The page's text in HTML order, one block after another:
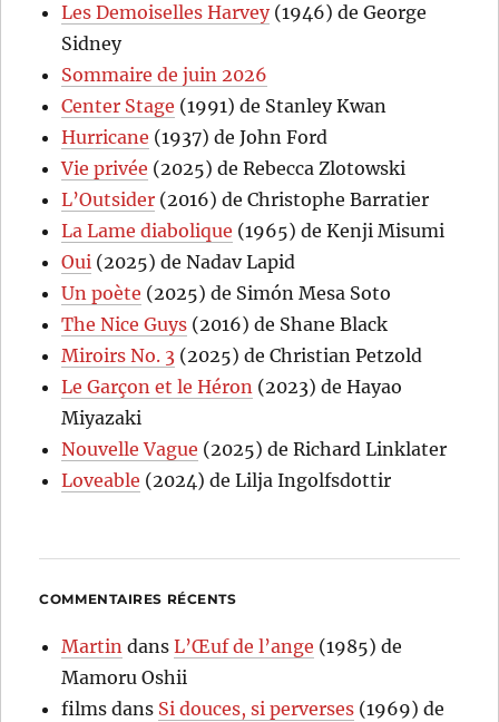
Les Demoiselles Harvey(1946) de George
Sidney
Sommaire de juin 2026
Center Stage (1991) de Stanley Kwan
Hurricane (1937) de John Ford
Vie privée (2025) de Rebecca Zlotowski
L’Outsider (2016) de Christophe Barratier
La Lame diabolique (1965) de Kenji Misumi
Oui (2025) de Nadav Lapid
Un poète (2025) de Simón Mesa Soto
The Nice Guys (2016) de Shane Black
Miroirs No. 3 (2025) de Christian Petzold
Le Garçon et le Héron (2023) de Hayao
Miyazaki
Nouvelle Vague (2025) de Richard Linklater
Loveable (2024) de Lilja Ingolfsdottir
COMMENTAIRES RÉCENTS
Martin dansL’Œuf de l’ange (1985) de
Mamoru Oshii
films dans Si douces, si perverses (1969) de